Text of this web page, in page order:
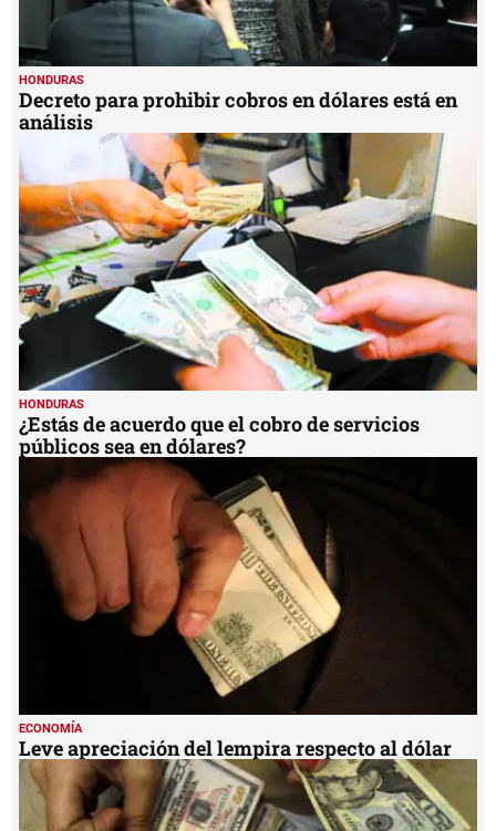
HONDURAS
Decreto para prohibir cobros en dólares está en
análisis
HONDURAS
¿Estás de acuerdo que el cobro de servicios
públicos sea en dólares?
ECONOMÍA
Leve apreciación del lempira respecto al dólar